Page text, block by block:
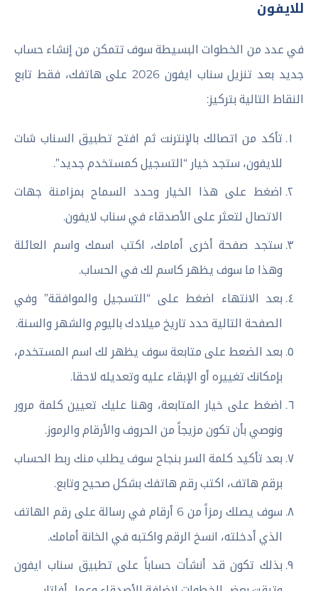
للايفون
في عدد من الخطوات البسيطة سوف تتمكن من إنشاء حساب
جديد بعد تنزيل سناب ايفون 2026 على هاتفك، فقط تابع
النقاط التالية بتركيز:
تأكد من اتصالك بالإنترنت ثم افتح تطبيق السناب شات
للايفون، ستجد خيار “التسجيل كمستخدم جديد”.
اضغط على هذا الخيار وحدد السماح بمزامنة جهات
الاتصال لتعثر على الأصدقاء في سناب لايفون.
ستجد صفحة أخرى أمامك، اكتب اسمك واسم العائلة
وهذا ما سوف يظهر كاسم لك في الحساب.
بعد الانتهاء اضغط على “التسجيل والموافقة” وفي
الصفحة التالية حدد تاريخ ميلادك باليوم والشهر والسنة.
بعد الضعط على متابعة سوف يظهر لك اسم المستخدم،
بإمكانك تغييره أو الإبقاء عليه وتعديله لاحقا.
اضغط على خيار المتابعة، وهنا عليك تعيين كلمة مرور
ونوصي بأن تكون مزيجاً من الحروف والأرقام والرموز.
بعد تأكيد كلمة السر بنجاح سوف يطلب منك ربط الحساب
برقم هاتف، اكتب رقم هاتفك بشكل صحيح وتابع.
سوف يصلك رمزاً من 6 أرقام في رسالة على رقم الهاتف
الذي أدخلته، انسخ الرقم واكتبه في الخانة أمامك.
بذلك تكون قد أنشأت حساباً على تطبيق سناب ايفون